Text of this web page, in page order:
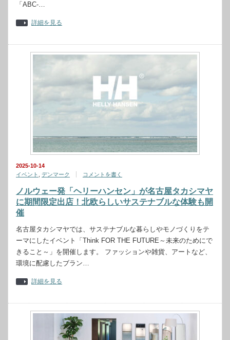
「ABC-…
詳細を見る
2025-10-14
イベント
デンマーク コメントを書く
ノルウェー発「ヘリーハンセン」が名古屋タカシマヤ
に期間限定出店！北欧らしいサステナブルな体験も開
催
名古屋タカシマヤでは、サステナブルな暮らしやモノづくりをテ
ーマにしたイベント「Think FOR THE FUTURE～未来のためにで
きること～」を開催します。 ファッションや雑貨、アートなど、
環境に配慮したブラン…
詳細を見る